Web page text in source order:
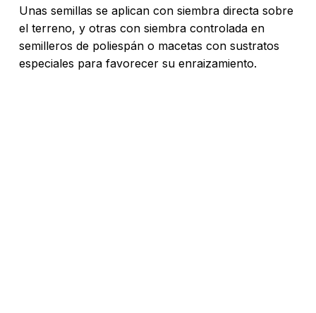
Unas semillas se aplican con siembra directa sobre
el terreno, y otras con siembra controlada en
semilleros de poliespán o macetas con sustratos
especiales para favorecer su enraizamiento.